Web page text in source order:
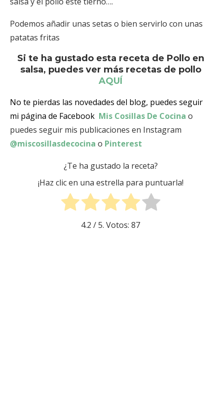
Podemos añadir unas setas o bien servirlo con unas
patatas fritas
Si te ha gustado esta receta de Pollo en
salsa, puedes ver más recetas de pollo
AQUÍ
No te pierdas las novedades del blog, puedes seguir
mi página de Facebook Mis Cosillas De Cocina o
puedes seguir mis publicaciones en Instagram
@miscosillasdecocina o Pinterest
¿Te ha gustado la receta?
¡Haz clic en una estrella para puntuarla!
4.2 / 5. Votos: 87